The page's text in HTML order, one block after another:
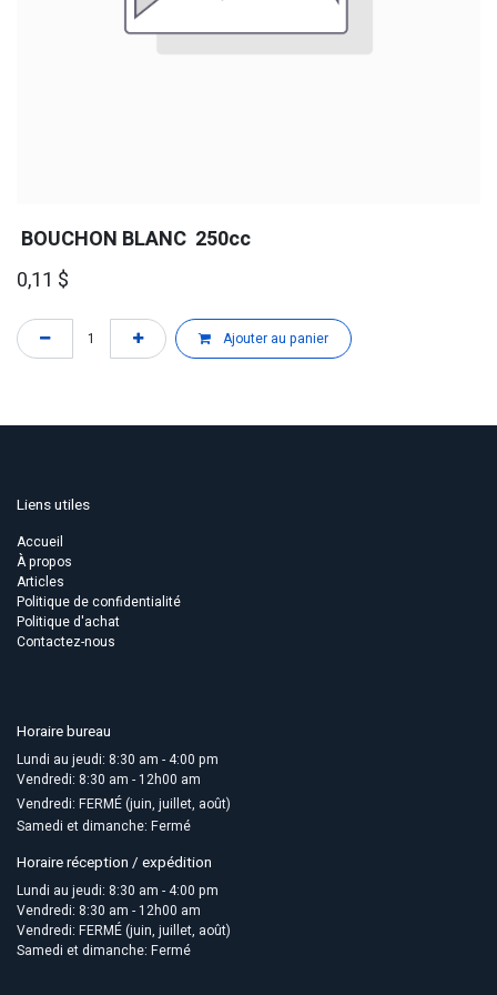
BOUCHON BLANC 250cc
0,11 $
Ajouter au panier
Liens utiles
Accueil
À propos
Articles
Politique de confidentialité
Politique d'achat
Contactez-nous
Horaire bureau
Lundi au jeudi: 8:30 am - 4:00 pm
Vendredi: 8:30 am - 12h00 am
Vendredi: FERMÉ (juin, juillet, août)
Samedi et dimanche: Fermé
Horaire réception / expédition
Lundi au jeudi: 8:30 am - 4:00 pm
Vendredi: 8:30 am - 12h00 am
Vendredi: FERMÉ (juin, juillet, août)
Samedi et dimanche: Fermé